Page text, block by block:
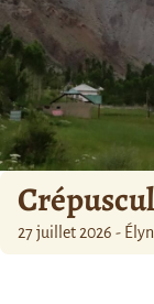
27 juillet 2026 -